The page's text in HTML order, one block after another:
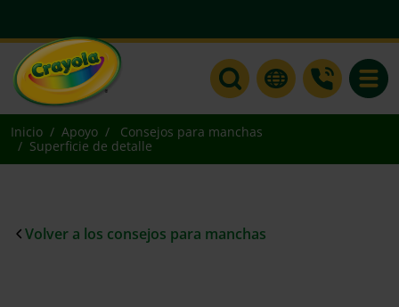
Inicio Apoyo
Consejos para manchas
Superficie de detalle
Volver a los consejos para manchas